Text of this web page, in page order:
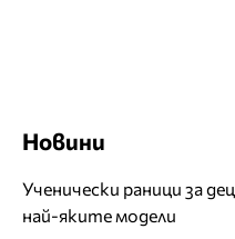
Новини
Ученически раници за
най-яките модели